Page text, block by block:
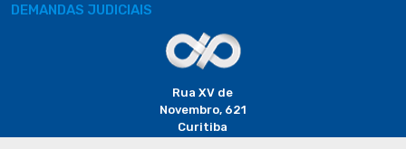
DEMANDAS JUDICIAIS
Rua XV de
Novembro, 621
Curitiba